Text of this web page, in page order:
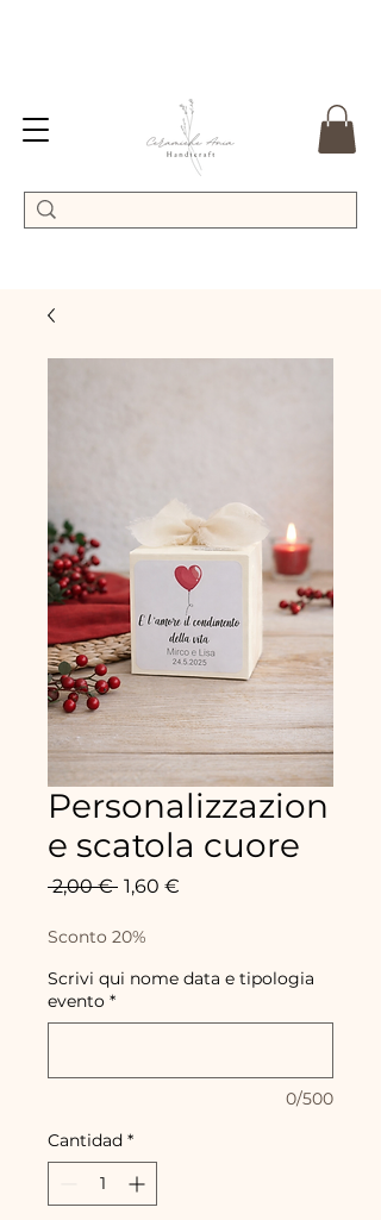
Personalizzazion
e scatola cuore
2,00 € Precio
1,60 €
Sconto 20%
Scrivi qui nome data e tipologia
evento *
0/500
Cantidad *